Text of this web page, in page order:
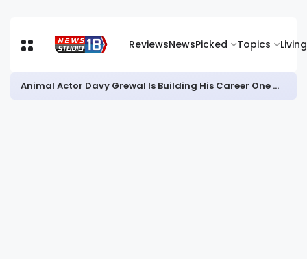
ReviewsNewsPicked Topics Living
जिला में गरिमापूर्ण तरीके से मनाया जाएगा ‘हर घर तिरंगा’ अभियान और विभाजन विभीषिका स्मृति दिवस : डीसी आयुष सिन्हा